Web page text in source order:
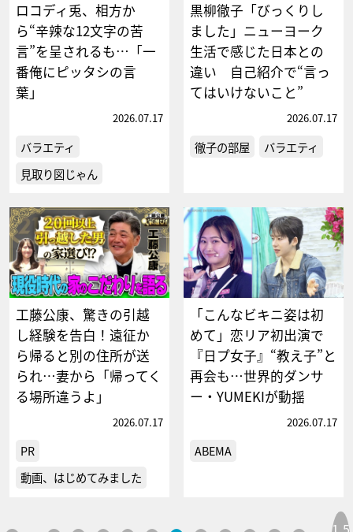
ロコディ兎、相方か
ら“辛辣な12文字の苦
言”を呈されるも…「一
番俺にピッタシの言
葉」
2026.07.17
バラエティ
見取り図じゃん
黒柳徹子「びっくりし
ました」ニューヨーク
生活で感じた日本との
違い 自己紹介で“言っ
てはいけないこと”
2026.07.17
徹子の部屋 バラエティ
工藤公康、驚きの引越
し経験を告白！遠征か
ら帰ると別の住所が送
られ…妻から「帰ってく
る場所違うよ」
2026.07.17
PR
動画、はじめてみました
「こんなビキニ姿は初
めて」恋リア初出演で
『日プ女子』“教え子”と
再会も…世界的ダンサ
ー・YUMEKIが動揺
2026.07.17
ABEMA